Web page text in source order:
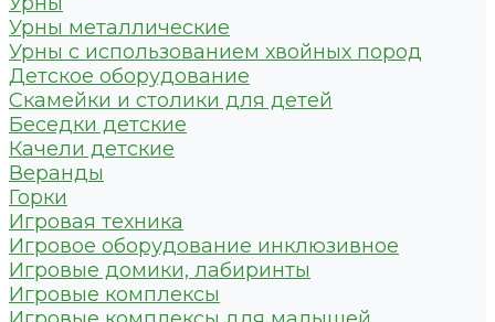
Урны металлические
Урны с использованием хвойных пород
Детское оборудование
Скамейки и столики для детей
Беседки детские
Качели детские
Веранды
Горки
Игровая техника
Игровое оборудование инклюзивное
Игровые домики, лабиринты
Игровые комплексы